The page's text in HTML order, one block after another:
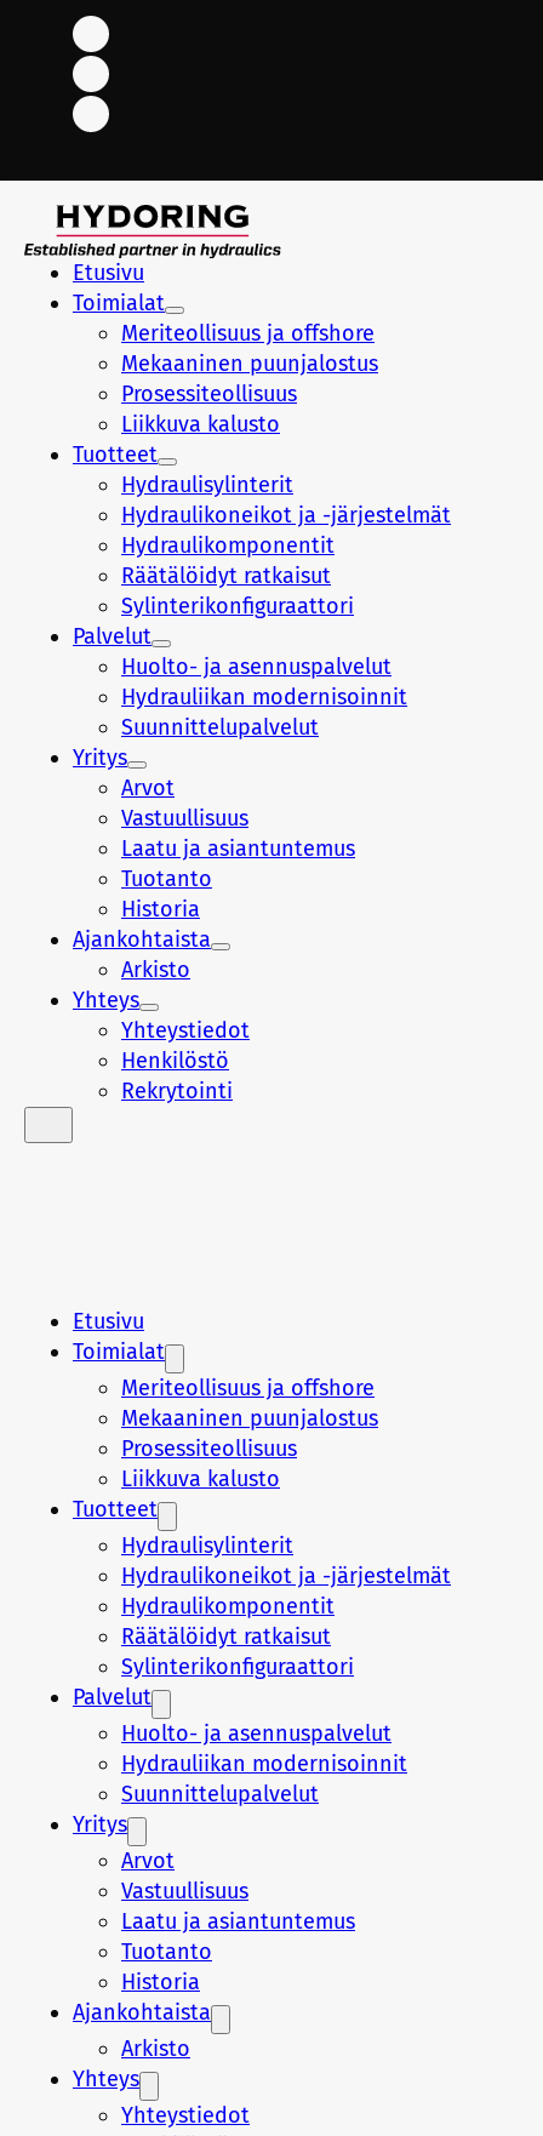
Etusivu
Toimialat
Meriteollisuus ja offshore
Mekaaninen puunjalostus
Prosessiteollisuus
Liikkuva kalusto
Tuotteet
Hydraulisylinterit
Hydraulikoneikot ja -järjestelmät
Hydraulikomponentit
Räätälöidyt ratkaisut
Sylinterikonfiguraattori
Palvelut
Huolto- ja asennuspalvelut
Hydrauliikan modernisoinnit
Suunnittelupalvelut
Yritys
Arvot
Vastuullisuus
Laatu ja asiantuntemus
Tuotanto
Historia
Ajankohtaista
Arkisto
Yhteys
Yhteystiedot
Henkilöstö
Rekrytointi
Etusivu
Toimialat
Meriteollisuus ja offshore
Mekaaninen puunjalostus
Prosessiteollisuus
Liikkuva kalusto
Tuotteet
Hydraulisylinterit
Hydraulikoneikot ja -järjestelmät
Hydraulikomponentit
Räätälöidyt ratkaisut
Sylinterikonfiguraattori
Palvelut
Huolto- ja asennuspalvelut
Hydrauliikan modernisoinnit
Suunnittelupalvelut
Yritys
Arvot
Vastuullisuus
Laatu ja asiantuntemus
Tuotanto
Historia
Ajankohtaista
Arkisto
Yhteys
Yhteystiedot